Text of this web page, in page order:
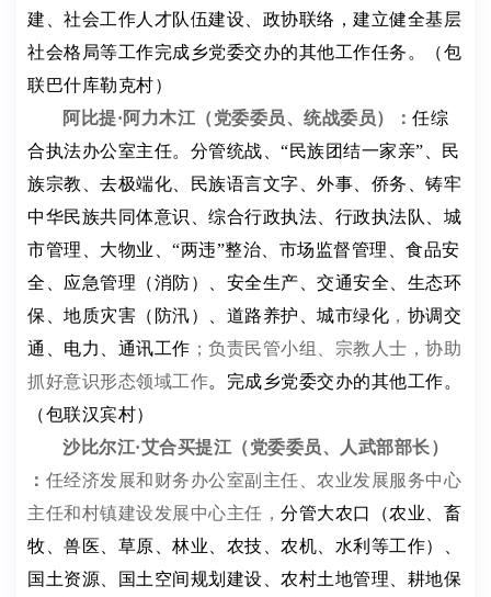
建、社会工作人才队伍建设、政协联络，建立健全基层
社会格局等工作完成乡党委交办的其他工作任务。
（包
联巴什库勒克村）
阿比提·阿力木江 （党委委员、 统战委员） ： 任综
合执法办公室主任。 分管统战、 “民族团结一家亲”、民
族宗教、去极端化、民族语言文字、外事、侨务、铸牢
中华民族共同体意识、综合行政执法、行政执法队、城
市管理、大物业、“两违”整治、市场监督管理、食品安
全、应急管理（消防）、安全生产、交通安全、生态环
保、地质灾害（防汛）、道路养护、城市绿化 ， 协调交
通、电力、通讯工作 ；负责民管小组、宗教人士 ，协助
抓好意识形态领域工作。完成乡党委交办的其他工作。
（包联汉宾村）
沙比尔江·艾合买提江 （党委委员、人武部部长）
： 任经济发展和财务办公室副主任、农业发展服务中心
主任和村镇建设发展中心主任， 分管大农口（农业、畜
牧、 兽医 、草原、林业、农技、农机、水利等工作）、
国土资源、国土空间规划建设、农村土地管理、耕地保